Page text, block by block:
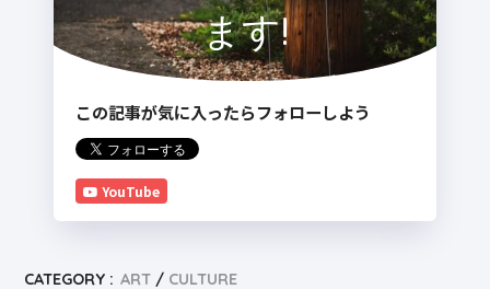
ます!
この記事が気に入ったらフォローしよう
YouTube
CATEGORY : ART CULTURE